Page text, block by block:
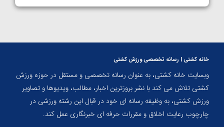
خانه کشتی | رسانه تخصصی ورزش کشتی
وبسایت خانه کشتی، به عنوان رسانه تخصصی و مستقل در حوزه ورزش
کشتی تلاش می کند با نشر بروزترین اخبار، مطالب، ویدیوها و تصاویر
ورزش کشتی، به وظیفه رسانه ای خود در قبال این رشته ورزشی در
چارچوب رعایت اخلاق و مقررات حرفه ای خبرنگاری عمل کند.